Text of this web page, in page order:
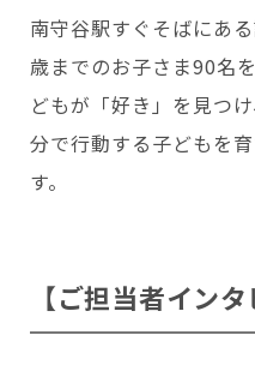
LOVOT 2.0について詳し
費用をシミュレーショ
LOVOT紹介制度
訪問
これからLOVOTをお迎え
お迎えを迷われている方へ
サポートサービス(ご契
ウェブFAQ(よくある質問)
OFFICE LOVOT
LOVOT 導入事例
法人様限定 無料お試し
ふるさと納税
LOVOT本体・グッズ
お知らせ
南守谷駅すぐそばにあ
歳までのお子さま90名
どもが「好き」を見つ
分で行動する子どもを
す。
【ご担当者インタ